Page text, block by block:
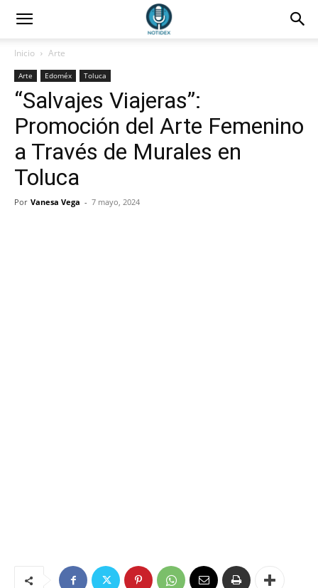
Inicio Arte
Arte Edoméx Toluca
“Salvajes Viajeras”:
Promoción del Arte Femenino
a Través de Murales en
Toluca
Por Vanesa Vega - 7 mayo, 2024